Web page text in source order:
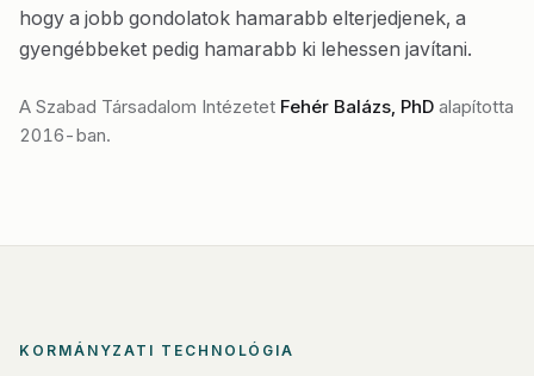
hogy a jobb gondolatok hamarabb elterjedjenek, a
gyengébbeket pedig hamarabb ki lehessen javítani.
A Szabad Társadalom Intézetet Fehér Balázs, PhD alapította
2016-ban.
KORMÁNYZATI TECHNOLÓGIA